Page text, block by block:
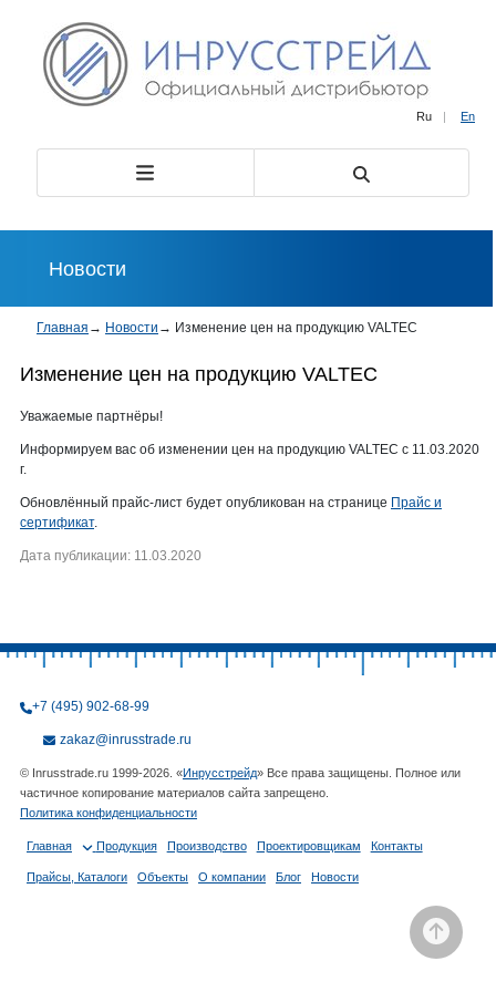
Ru | En
Новости
Главная → Новости → Изменение цен на продукцию VALTEC
Изменение цен на продукцию VALTEC
Уважаемые партнёры!
Информируем вас об изменении цен на продукцию VALTEC с 11.03.2020
г.
Обновлённый прайс-лист будет опубликован на странице Прайс и
сертификат.
Дата публикации: 11.03.2020
+7 (495) 902-68-99
zakaz@inrusstrade.ru
© Inrusstrade.ru 1999-2026. «Инрусстрейд» Все права защищены. Полное или
частичное копирование материалов сайта запрещено.
Политика конфиденциальности
Главная Продукция Производство Проектировщикам Контакты
Прайсы, Каталоги Объекты О компании Блог Новости